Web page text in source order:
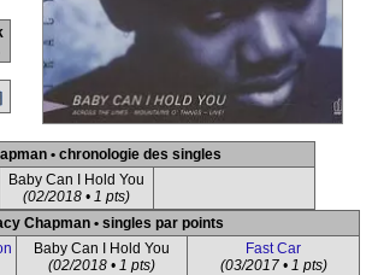
• chronologie des singles
Baby Can I Hold You
(02/2018 • 1 pts)
Chapman • singles par points
Baby Can I Hold You
(02/2018 • 1 pts)
Fast Car
(03/2017 • 1 pts)